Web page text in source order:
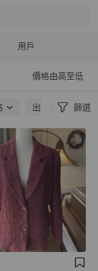
用戶
價格由高至低
出貨地點 篩選